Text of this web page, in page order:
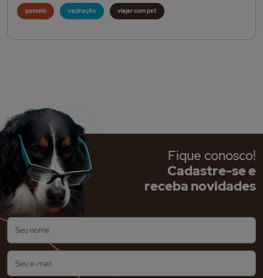
passeio vacinação viajar com pet
Fique conosco!
Cadastre-se e
receba novidades